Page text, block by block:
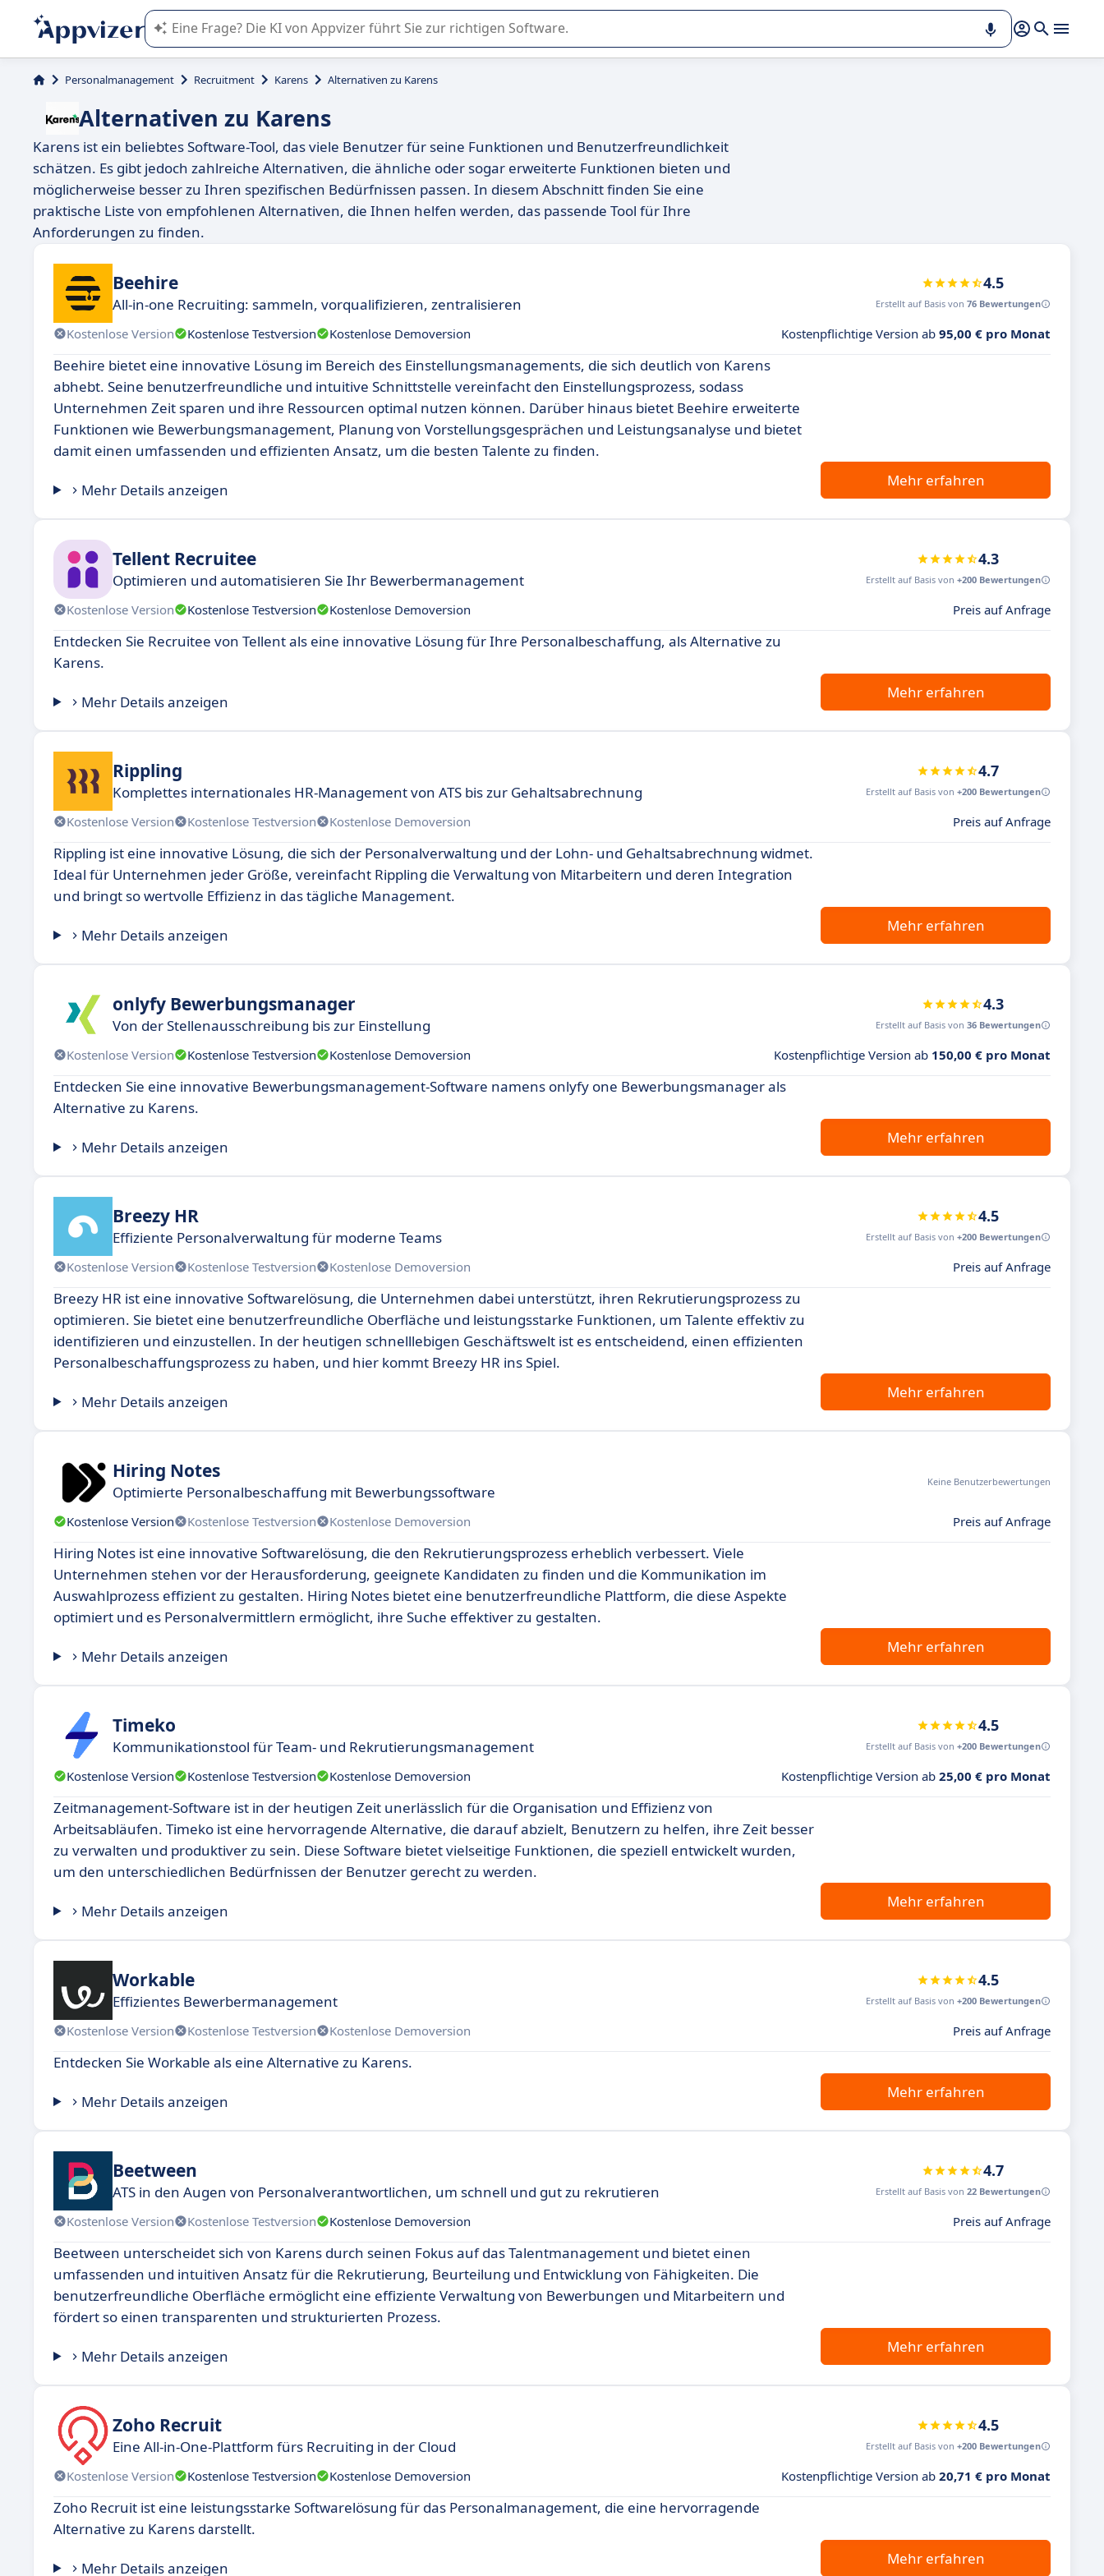
Die KI von Appvizer führt Sie bei der Nutzung oder Auswahl von SaaS-Software in Unternehmen.
Personalmanagement Recruitment Karens Alternativen zu Karens
Alternativen zu Karens
Karens ist ein beliebtes Software-Tool, das viele Benutzer für seine Funktionen und Benutzerfreundlichkeit
schätzen. Es gibt jedoch zahlreiche Alternativen, die ähnliche oder sogar erweiterte Funktionen bieten und
möglicherweise besser zu Ihren spezifischen Bedürfnissen passen. In diesem Abschnitt finden Sie eine
praktische Liste von empfohlenen Alternativen, die Ihnen helfen werden, das passende Tool für Ihre
Anforderungen zu finden.
Beehire
All-in-one Recruiting: sammeln, vorqualifizieren, zentralisieren
4.5
Erstellt auf Basis von 76 Bewertungen
Kostenlose Version Kostenlose Testversion Kostenlose Demoversion Kostenpflichtige Version ab 95,00 € pro Monat
Beehire bietet eine innovative Lösung im Bereich des Einstellungsmanagements, die sich deutlich von Karens
abhebt. Seine benutzerfreundliche und intuitive Schnittstelle vereinfacht den Einstellungsprozess, sodass
Unternehmen Zeit sparen und ihre Ressourcen optimal nutzen können. Darüber hinaus bietet Beehire erweiterte
Funktionen wie Bewerbungsmanagement, Planung von Vorstellungsgesprächen und Leistungsanalyse und bietet
damit einen umfassenden und effizienten Ansatz, um die besten Talente zu finden.
Mehr Details anzeigen
Mehr erfahren
Tellent Recruitee
Optimieren und automatisieren Sie Ihr Bewerbermanagement
4.3
Erstellt auf Basis von +200 Bewertungen
Kostenlose Version Kostenlose Testversion Kostenlose Demoversion Preis auf Anfrage
Entdecken Sie Recruitee von Tellent als eine innovative Lösung für Ihre Personalbeschaffung, als Alternative zu
Karens.
Mehr Details anzeigen
Mehr erfahren
Rippling
Komplettes internationales HR-Management von ATS bis zur Gehaltsabrechnung
4.7
Erstellt auf Basis von +200 Bewertungen
Kostenlose Version Kostenlose Testversion Kostenlose Demoversion Preis auf Anfrage
Rippling ist eine innovative Lösung, die sich der Personalverwaltung und der Lohn- und Gehaltsabrechnung widmet.
Ideal für Unternehmen jeder Größe, vereinfacht Rippling die Verwaltung von Mitarbeitern und deren Integration
und bringt so wertvolle Effizienz in das tägliche Management.
Mehr Details anzeigen
Mehr erfahren
onlyfy Bewerbungsmanager
Von der Stellenausschreibung bis zur Einstellung
4.3
Erstellt auf Basis von 36 Bewertungen
Kostenlose Version Kostenlose Testversion Kostenlose Demoversion Kostenpflichtige Version ab 150,00 € pro Monat
Entdecken Sie eine innovative Bewerbungsmanagement-Software namens onlyfy one Bewerbungsmanager als
Alternative zu Karens.
Mehr Details anzeigen
Mehr erfahren
Breezy HR
Effiziente Personalverwaltung für moderne Teams
4.5
Erstellt auf Basis von +200 Bewertungen
Kostenlose Version Kostenlose Testversion Kostenlose Demoversion Preis auf Anfrage
Breezy HR ist eine innovative Softwarelösung, die Unternehmen dabei unterstützt, ihren Rekrutierungsprozess zu
optimieren. Sie bietet eine benutzerfreundliche Oberfläche und leistungsstarke Funktionen, um Talente effektiv zu
identifizieren und einzustellen. In der heutigen schnelllebigen Geschäftswelt ist es entscheidend, einen effizienten
Personalbeschaffungsprozess zu haben, und hier kommt Breezy HR ins Spiel.
Mehr Details anzeigen
Mehr erfahren
Hiring Notes
Optimierte Personalbeschaffung mit Bewerbungssoftware
Keine Benutzerbewertungen
Kostenlose Version Kostenlose Testversion Kostenlose Demoversion Preis auf Anfrage
Hiring Notes ist eine innovative Softwarelösung, die den Rekrutierungsprozess erheblich verbessert. Viele
Unternehmen stehen vor der Herausforderung, geeignete Kandidaten zu finden und die Kommunikation im
Auswahlprozess effizient zu gestalten. Hiring Notes bietet eine benutzerfreundliche Plattform, die diese Aspekte
optimiert und es Personalvermittlern ermöglicht, ihre Suche effektiver zu gestalten.
Mehr Details anzeigen
Mehr erfahren
Timeko
Kommunikationstool für Team- und Rekrutierungsmanagement
4.5
Erstellt auf Basis von +200 Bewertungen
Kostenlose Version Kostenlose Testversion Kostenlose Demoversion Kostenpflichtige Version ab 25,00 € pro Monat
Zeitmanagement-Software ist in der heutigen Zeit unerlässlich für die Organisation und Effizienz von
Arbeitsabläufen. Timeko ist eine hervorragende Alternative, die darauf abzielt, Benutzern zu helfen, ihre Zeit besser
zu verwalten und produktiver zu sein. Diese Software bietet vielseitige Funktionen, die speziell entwickelt wurden,
um den unterschiedlichen Bedürfnissen der Benutzer gerecht zu werden.
Mehr Details anzeigen
Mehr erfahren
Workable
Effizientes Bewerbermanagement
4.5
Erstellt auf Basis von +200 Bewertungen
Kostenlose Version Kostenlose Testversion Kostenlose Demoversion Preis auf Anfrage
Entdecken Sie Workable als eine Alternative zu Karens.
Mehr Details anzeigen
Mehr erfahren
Beetween
ATS in den Augen von Personalverantwortlichen, um schnell und gut zu rekrutieren
4.7
Erstellt auf Basis von 22 Bewertungen
Kostenlose Version Kostenlose Testversion Kostenlose Demoversion Preis auf Anfrage
Beetween unterscheidet sich von Karens durch seinen Fokus auf das Talentmanagement und bietet einen
umfassenden und intuitiven Ansatz für die Rekrutierung, Beurteilung und Entwicklung von Fähigkeiten. Die
benutzerfreundliche Oberfläche ermöglicht eine effiziente Verwaltung von Bewerbungen und Mitarbeitern und
fördert so einen transparenten und strukturierten Prozess.
Mehr Details anzeigen
Mehr erfahren
Zoho Recruit
Eine All-in-One-Plattform fürs Recruiting in der Cloud
4.5
Erstellt auf Basis von +200 Bewertungen
Kostenlose Version Kostenlose Testversion Kostenlose Demoversion Kostenpflichtige Version ab 20,71 € pro Monat
Zoho Recruit ist eine leistungsstarke Softwarelösung für das Personalmanagement, die eine hervorragende
Alternative zu Karens darstellt.
Mehr Details anzeigen
Mehr erfahren